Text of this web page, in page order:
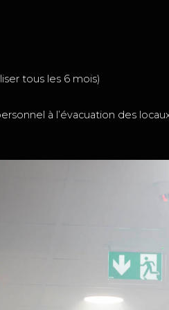
tous les 6 mois)
à l’évacuation des